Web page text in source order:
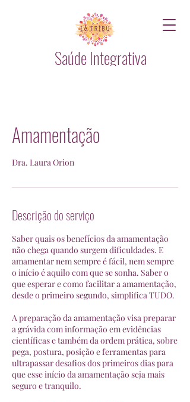
Saúde Integrativa
Amamentação
Dra. Laura Orion
Descrição do serviço
Saber quais os benefícios da amamentação
não chega quando surgem dificuldades. E
amamentar nem sempre é fácil, nem sempre
o início é aquilo com que se sonha. Saber o
que esperar e como facilitar a amamentação,
desde o primeiro segundo, simplifica TUDO.
A preparação da amamentação visa preparar
a grávida com informação em evidências
científicas e também da ordem prática, sobre
pega, postura, posição e ferramentas para
ultrapassar desafios dos primeiros dias para
que esse início da amamentação seja mais
seguro e tranquilo.